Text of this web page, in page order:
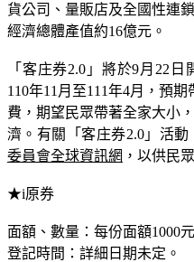
貨公司、量販店及全國性連
經濟總體產值約16億元。
「客庄券2.0」將於9月22
110年11月至111年4月，預
費，期望民眾帶著全家大小
濟。有關「客庄券2.0」活
委員會全球資訊網 ，以供民
★i原券
面額、數量：每份面額1000
登記時間：詳細日期未定。